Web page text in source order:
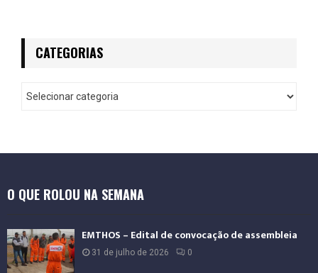
CATEGORIAS
O QUE ROLOU NA SEMANA
EMTHOS – Edital de convocação de assembleia
31 de julho de 2026 0